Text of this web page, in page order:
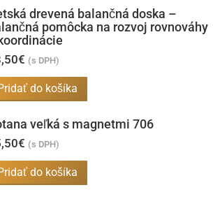
drevená balančná doska –
pomôcka na rozvoj rovnováhy
€ (s DPH)
do košíka
veľká s magnetmi 706
€ (s DPH)
do košíka